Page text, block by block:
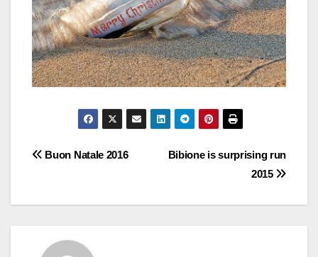
Navigazione
Bibione is surprising run
2015
Buon Natale 2016